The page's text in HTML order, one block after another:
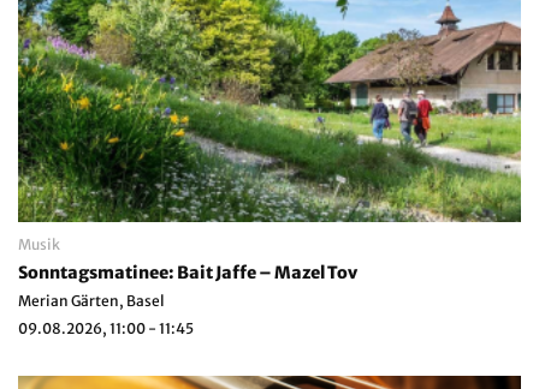
Musik
Sonntagsmatinee: Bait Jaffe – Mazel Tov
Merian Gärten, Basel
09.08.2026, 11:00 - 11:45